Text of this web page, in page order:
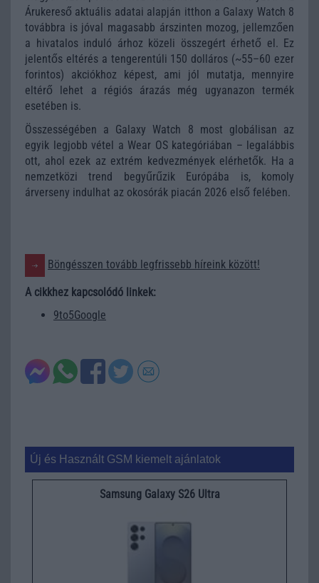
Árukereső aktuális adatai alapján itthon a Galaxy Watch 8
továbbra is jóval magasabb árszinten mozog, jellemzően
a hivatalos induló árhoz közeli összegért érhető el. Ez
jelentős eltérés a tengerentúli 150 dolláros (~55–60 ezer
forintos) akciókhoz képest, ami jól mutatja, mennyire
eltérő lehet a régiós árazás még ugyanazon termék
esetében is.
Összességében a Galaxy Watch 8 most globálisan az
egyik legjobb vétel a Wear OS kategóriában – legalábbis
ott, ahol ezek az extrém kedvezmények elérhetők. Ha a
nemzetközi trend begyűrűzik Európába is, komoly
árverseny indulhat az okosórák piacán 2026 első felében.
Böngésszen tovább legfrissebb híreink között!
A cikkhez kapcsolódó linkek:
9to5Google
Új és Használt GSM kiemelt ajánlatok
Samsung Galaxy S26 Ultra